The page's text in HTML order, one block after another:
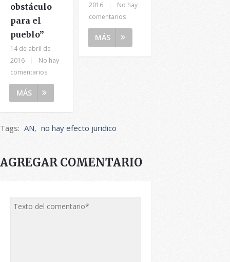
obstáculo
para el
pueblo”
14 de abril de
2016
No hay
comentarios
MÁS
2016
No hay
comentarios
MÁS
Tags: AN, no hay efecto juridico
AGREGAR COMENTARIO